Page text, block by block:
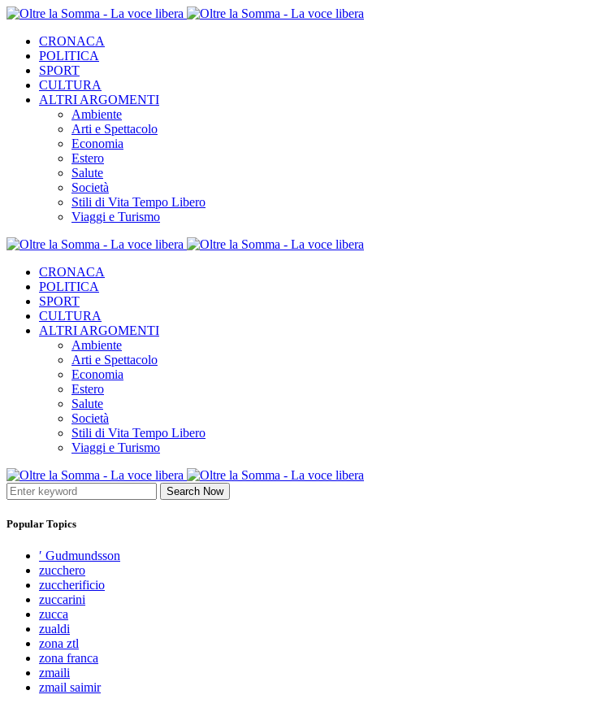
CRONACA
POLITICA
SPORT
CULTURA
ALTRI ARGOMENTI
Ambiente
Arti e Spettacolo
Economia
Estero
Salute
Società
Stili di Vita Tempo Libero
Viaggi e Turismo
CRONACA
POLITICA
SPORT
CULTURA
ALTRI ARGOMENTI
Ambiente
Arti e Spettacolo
Economia
Estero
Salute
Società
Stili di Vita Tempo Libero
Viaggi e Turismo
Search Now
Popular Topics
′ Gudmundsson
zucchero
zuccherificio
zuccarini
zucca
zualdi
zona ztl
zona franca
zmaili
zmail saimir